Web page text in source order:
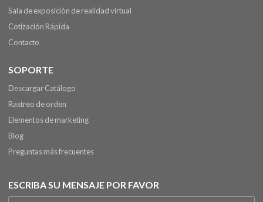
Sala de exposición de realidad virtual
Cotización Rápida
Contacto
SOPORTE
Descargar Catálogo
Rastreo de orden
Elementos de marketing
Blog
Preguntas más frecuentes
ESCRIBA SU MENSAJE POR FAVOR